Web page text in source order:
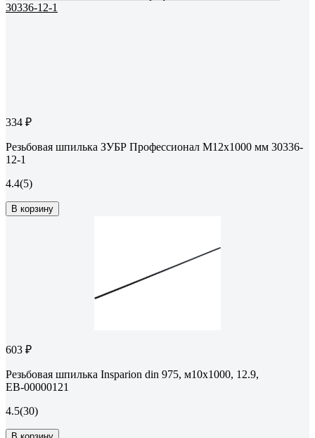
334 ₽
Резьбовая шпилька ЗУБР Профессионал М12x1000 мм 30336-
12-1
4.4(5)
В корзину
603 ₽
Резьбовая шпилька Insparion din 975, м10x1000, 12.9,
ЕВ-00000121
4.5(30)